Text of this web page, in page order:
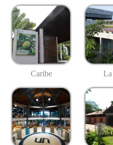
Caribe La